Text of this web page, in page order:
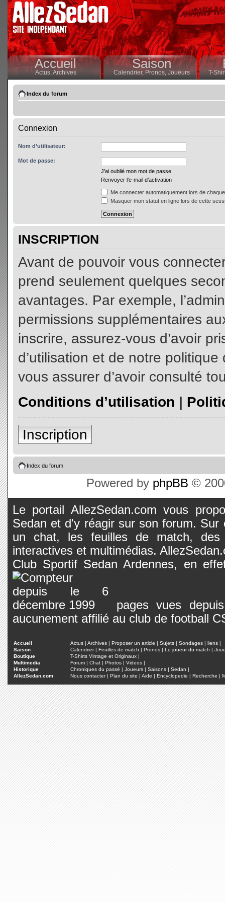
Accueil
Actus,Archives
Saison
Calendrier,Pronos, Joueurs T-
Index du forum
Connexion
Nom d’utilisateur:
Mot de passe:
J’ai oublié mon mot de passe
Renvoyer l’e-mail d’activation
Me connecter automatiquement lors de
Masquer mon statut en ligne lors de cette
INSCRIPTION
Avant de pouvoir vous
prend seulement quelques
avantages. Par exemple,
permissions supplémentaires
inscrire, assurez-vous d’avoir
d’utilisation et de notre
vous assurer d’avoir consulté
Conditions d’utilisation |
Inscription
Index du forum
Powered by phpBB ©
Le portail AllezSedan.com vous
Sedan et d'y réagir sur son forum.
un chat, les feuilles de match, des
interactives et multimédias.
Club Sportif Sedan Ardennes, en
pages vues
aucunement affilié au club de football
Accueil Actus | Archives | Proposer un article | Sujets | Sondages | liens |
Saison
Calendrier| Feuilles de match | Pronos | Le joueur du match |
Boutique
T-Shirts Vintage et Originaux |
Multimedia
Forum | Chat | Photos | Videos |
Historique
Chroniques du passé | Joueurs | Saisons | Sedan |
AllezSedan.com
Nous contacter| Plan du site | Aide | Encyclopedie | Recherche |